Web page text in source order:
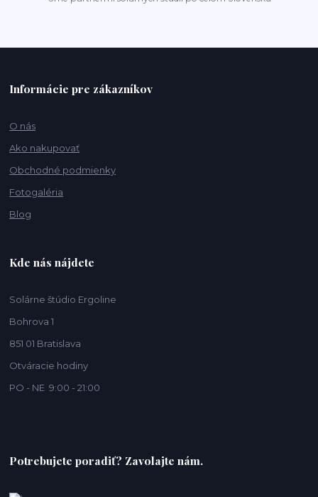
Informácie pre zákazníkov
O nás
Ako nakupovať
Obchodné podmienky
Fotogaléria
Blog
Kde nás nájdete
Solárne štúdio Ergoline
Bohrova 1
851 01 Bratislava
Otváracie hodiny
PO - NE 9:00 - 21:00
Potrebujete poradiť? Zavolajte nám.